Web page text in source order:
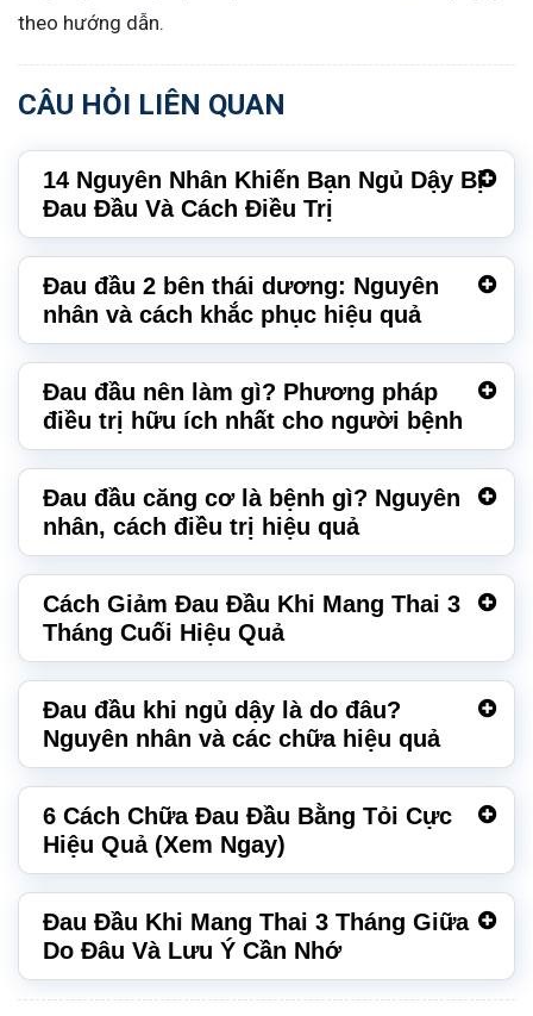
theo hướng dẫn.
CÂU HỎI LIÊN QUAN
14 Nguyên Nhân Khiến Bạn Ngủ Dậy Bị
Đau Đầu Và Cách Điều Trị
Đau đầu 2 bên thái dương: Nguyên
nhân và cách khắc phục hiệu quả
Đau đầu nên làm gì? Phương pháp
điều trị hữu ích nhất cho người bệnh
Đau đầu căng cơ là bệnh gì? Nguyên
nhân, cách điều trị hiệu quả
Cách Giảm Đau Đầu Khi Mang Thai 3
Tháng Cuối Hiệu Quả
Đau đầu khi ngủ dậy là do đâu?
Nguyên nhân và các chữa hiệu quả
6 Cách Chữa Đau Đầu Bằng Tỏi Cực
Hiệu Quả (Xem Ngay)
Đau Đầu Khi Mang Thai 3 Tháng Giữa
Do Đâu Và Lưu Ý Cần Nhớ